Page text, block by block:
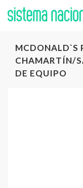
MCDONALD`S
CHAMARTÍN/
DE EQUIPO